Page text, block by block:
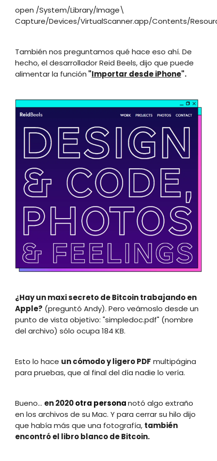
open /System/Library/Image\
Capture/Devices/VirtualScanner.app/Contents/
También nos preguntamos qué hace eso ahí. De
hecho, el desarrollador Reid Beels, dijo que puede
alimentar la función "Importar desde iPhone".
¿Hay un maxi secreto de Bitcoin trabajando en
Apple? (preguntó Andy). Pero veámoslo desde un
punto de vista objetivo: "simpledoc.pdf" (nombre
del archivo) sólo ocupa 184 KB.
Esto lo hace un cómodo y ligero PDF multipágina
para pruebas, que al final del día nadie lo vería.
Bueno... en 2020otra personanotó algo extraño
en los archivos de su Mac. Y para cerrar su hilo dijo
que había más que una fotografía, también
encontró el libro blanco de Bitcoin.